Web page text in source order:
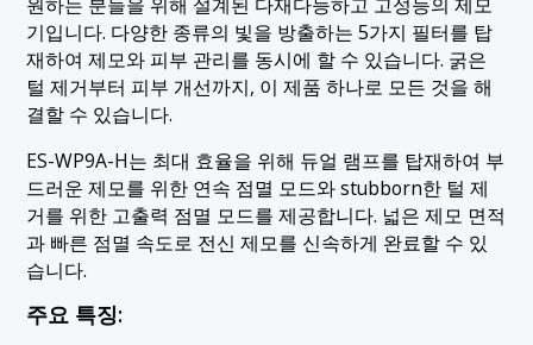
기입니다. 다양한 종류의 빛을 방출하는 5가지 필터를 탑
재하여 제모와 피부 관리를 동시에 할 수 있습니다. 굵은
털 제거부터 피부 개선까지, 이 제품 하나로 모든 것을 해
결할 수 있습니다.
ES-WP9A-H는 최대 효율을 위해 듀얼 램프를 탑재하여 부
드러운 제모를 위한 연속 점멸 모드와 stubborn한 털 제
거를 위한 고출력 점멸 모드를 제공합니다. 넓은 제모 면적
과 빠른 점멸 속도로 전신 제모를 신속하게 완료할 수 있
습니다.
주요 특징: